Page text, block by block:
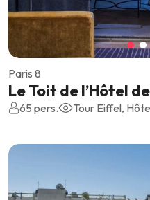
Paris 8
Le Toit de l’Hôtel
65 pers. Tour Eiffel,